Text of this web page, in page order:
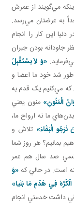
مي‌گويند از عمرش
به عرضتان مي‌رسد.
اين کار را انجام
جاودانه بودن جبران
«وَ لاَ يسْتَقْبِلُ
شد خود ما اعضا و
که مي‌کنيم يک قدم به
الْمَنُونِ»منون يعني
بدن‌هاي ما نه ارواح ما،
الْبَقَاءَ» تلاش و
بمانيم؟ هر روز شما
کسي صد سال هم عمر
است. در حالي که «وَ
الْکَرَّهَ فِي هَدْمِ مَا بَنَيا»
داشت خدمتي انجام